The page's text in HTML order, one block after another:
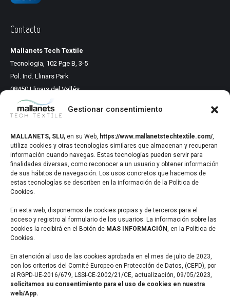
Gestionar consentimiento
MALLANETS, SLU, en su Web, https://www.mallanetstechtextile.com/,
utiliza cookies y otras tecnologías similares que almacenan y recuperan
información cuando navegas. Estas tecnologías pueden servir para
finalidades diversas, como reconocer a un usuario y obtener información
de sus hábitos de navegación. Los usos concretos que hacemos de
estas tecnologías se describen en la información de la Política de
Cookies.
En esta web, disponemos de cookies propias y de terceros para el
acceso y registro al formulario de los usuarios. La información sobre las
cookies la recibirá en el Botón de MAS INFORMACIÓN, en la Política de
Cookies.
En atención al uso de las cookies aprobada en el mes de julio de 2023,
con los criterios del Comité Europeo en Protección de Datos, (CEPD), por
el RGPD-UE-2016/679, LSSI-CE-2002/21/CE, actualización, 09/05/2023,
solicitamos su consentimiento para el uso de cookies en nuestra
web/App.
Contacto
Mallanets Tech Textile
Tecnologia, 102 Pge B, 3-5
Pol. Ind. Llinars Park
08450 Llinars del Vallés
Barcelona, Spain
www.mallanetstechtextile.com
Healthcare
Mallanets comercializa tejidos de monofilamento de polipropileno
utilizados en quirófano para la corrección de defectos anatómicos
funcionales
Healthcare profesional
Healthcare paciente
Composites
Mallanets fabrica y comercializa tejidos para la fabricación de